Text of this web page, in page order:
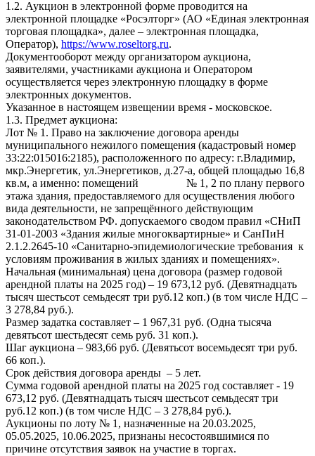
1.2. Аукцион в электронной форме проводится на
электронной площадке «Росэлторг» (АО «Единая электронная
торговая площадка», далее – электронная площадка,
Оператор), https://www.roseltorg.ru.
Документооборот между организатором аукциона,
заявителями, участниками аукциона и Оператором
осуществляется через электронную площадку в форме
электронных документов.
Указанное в настоящем извещении время - московское.
1.3. Предмет аукциона:
Лот № 1. Право на заключение договора аренды
муниципального нежилого помещения (кадастровый номер
33:22:015016:2185), расположенного по адресу: г.Владимир,
мкр.Энергетик, ул.Энергетиков, д.27-а, общей площадью 16,8
кв.м, а именно: помещений № 1, 2 по плану первого
этажа здания, предоставляемого для осуществления любого
вида деятельности, не запрещённого действующим
законодательством РФ. допускаемого сводом правил «СНиП
31-01-2003 «Здания жилые многоквартирные» и СанПиН
2.1.2.2645-10 «Санитарно-эпидемиологические требования к
условиям проживания в жилых зданиях и помещениях».
Начальная (минимальная) цена договора (размер годовой
арендной платы на 2025 год) – 19 673,12 руб. (Девятнадцать
тысяч шестьсот семьдесят три руб.12 коп.) (в том числе НДС –
3 278,84 руб.).
Размер задатка составляет – 1 967,31 руб. (Одна тысяча
девятьсот шестьдесят семь руб. 31 коп.).
Шаг аукциона – 983,66 руб. (Девятьсот восемьдесят три руб.
66 коп.).
Срок действия договора аренды – 5 лет.
Сумма годовой арендной платы на 2025 год составляет - 19
673,12 руб. (Девятнадцать тысяч шестьсот семьдесят три
руб.12 коп.) (в том числе НДС – 3 278,84 руб.).
Аукционы по лоту № 1, назначенные на 20.03.2025,
05.05.2025, 10.06.2025, признаны несостоявшимися по
причине отсутствия заявок на участие в торгах.